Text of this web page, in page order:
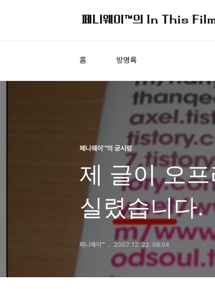
홈 방명록
페니웨이™의 궁시렁
제 글이 오
실렸습니다.
페니웨이™ 2007. 12. 22. 08:04